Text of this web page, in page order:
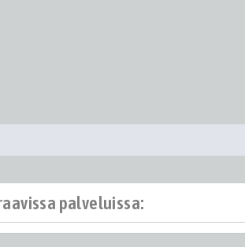
palveluissa: